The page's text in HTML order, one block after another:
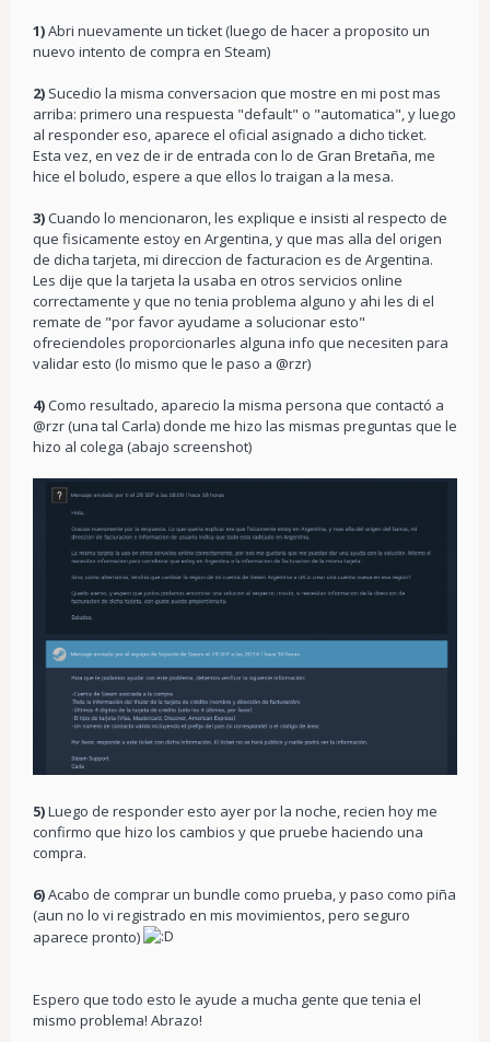
1)Abri nuevamente un ticket (luego de hacer a proposito un
nuevo intento de compra en Steam)
2) Sucedio la misma conversacion que mostre en mi post mas
arriba: primero una respuesta "default" o "automatica", y luego
al responder eso, aparece el oficial asignado a dicho ticket.
Esta vez, en vez de ir de entrada con lo de Gran Bretaña, me
hice el boludo, espere a que ellos lo traigan a la mesa.
3)Cuando lo mencionaron, les explique e insisti al respecto de
que fisicamente estoy en Argentina, y que mas alla del origen
de dicha tarjeta, mi direccion de facturacion es de Argentina.
Les dije que la tarjeta la usaba en otros servicios online
correctamente y que no tenia problema alguno y ahi les di el
remate de "por favor ayudame a solucionar esto"
ofreciendoles proporcionarles alguna info que necesiten para
validar esto (lo mismo que le paso a @rzr)
4)Como resultado, aparecio la misma persona que contactó a
@rzr (una tal Carla) donde me hizo las mismas preguntas que le
hizo al colega (abajo screenshot)
5)Luego de responder esto ayer por la noche, recien hoy me
confirmo que hizo los cambios y que pruebe haciendo una
compra.
6)Acabo de comprar un bundle como prueba, y paso como piña
(aun no lo vi registrado en mis movimientos, pero seguro
aparece pronto)
Espero que todo esto le ayude a mucha gente que tenia el
mismo problema! Abrazo!